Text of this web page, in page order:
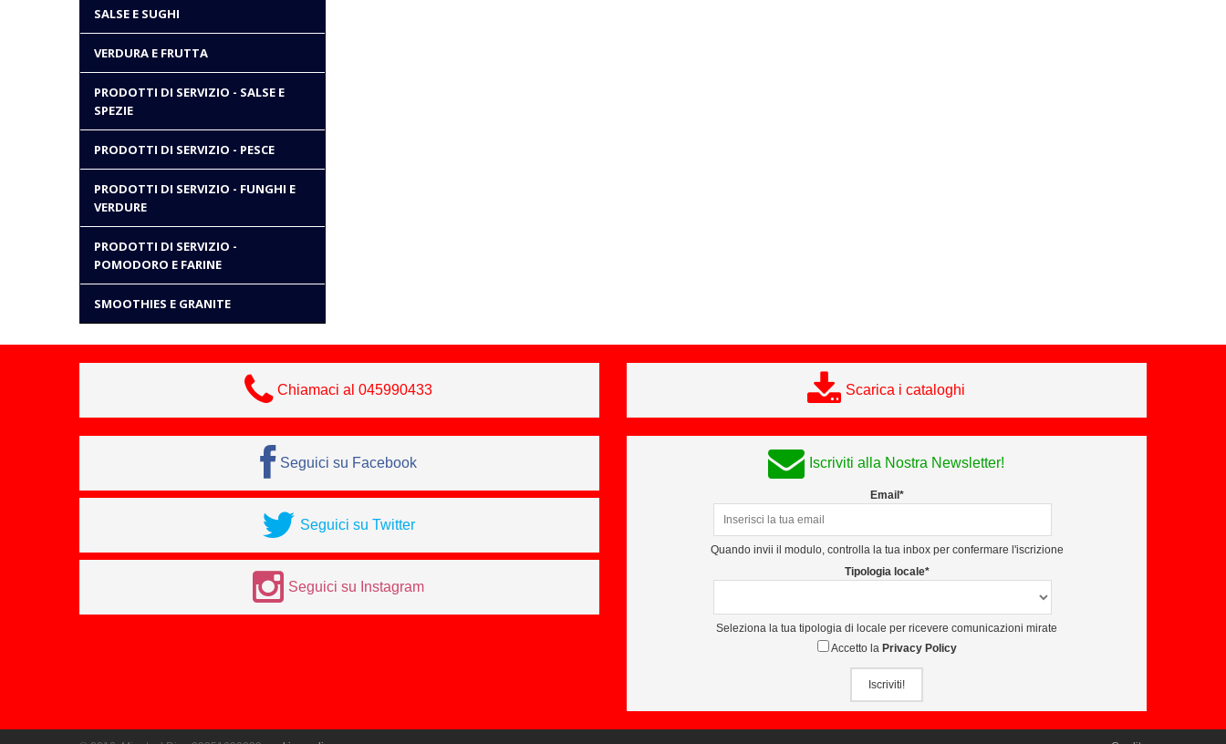
SALSE E SUGHI
VERDURA E FRUTTA
PRODOTTI DI SERVIZIO - SALSE E
SPEZIE
PRODOTTI DI SERVIZIO - PESCE
PRODOTTI DI SERVIZIO - FUNGHI E
VERDURE
PRODOTTI DI SERVIZIO -
POMODORO E FARINE
SMOOTHIES E GRANITE
Chiamaci al 045990433 Scarica i cataloghi
Seguici su Facebook
Seguici su Twitter
Seguici su Instagram
Iscriviti alla Nostra Newsletter!
Email*
Quando invii il modulo, controlla la tua inbox per confermare l'iscrizione
Tipologia locale*
Seleziona la tua tipologia di locale per ricevere comunicazioni mirate
Accetto la Privacy Policy
Iscriviti!